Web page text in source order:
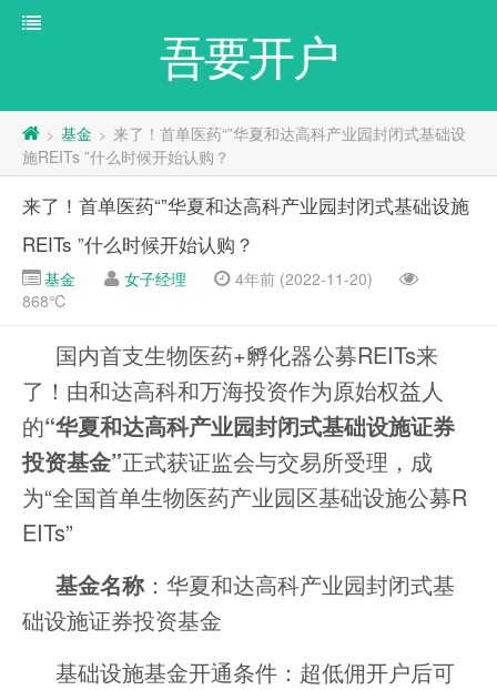
吾要开户
> 基金 > 来了！首单医药“”华夏和达高科产业园封闭式基础设
施REITs ”什么时候开始认购？
来了！首单医药“”华夏和达高科产业园封闭式基础设施
REITs ”什么时候开始认购？
基金 女子经理
4年前 (2022-11-20)
868℃
国内首支生物医药+孵化器公募REITs来
了！由和达高科和万海投资作为原始权益人
的“华夏和达高科产业园封闭式基础设施证券
投资基金”正式获证监会与交易所受理，成
为“全国首单生物医药产业园区基础设施公募R
EITs”
基金名称：华夏和达高科产业园封闭式基
础设施证券投资基金
基础设施基金开通条件：超低佣开户后可